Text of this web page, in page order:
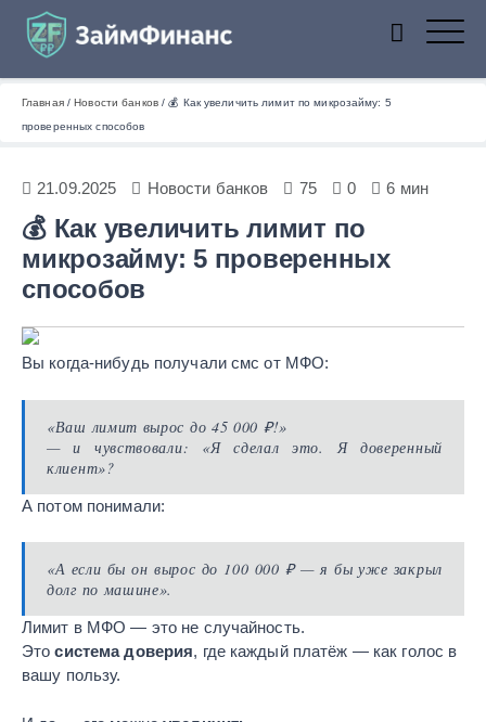
ZaymFinans
Главная/Новости банков/💰 Как увеличить лимит по микрозайму: 5
проверенных способов
21.09.2025 Новости банков 75 0 6 мин
💰 Как увеличить лимит по
микрозайму: 5 проверенных
способов
Вы когда-нибудь получали смс от МФО:
«Ваш лимит вырос до 45 000 ₽!»
— и чувствовали: «Я сделал это. Я доверенный
клиент»?
А потом понимали:
«А если бы он вырос до 100 000 ₽ — я бы уже закрыл
долг по машине».
Лимит в МФО — это не случайность.
Этосистема доверия, где каждый платёж — как голос в
вашу пользу.